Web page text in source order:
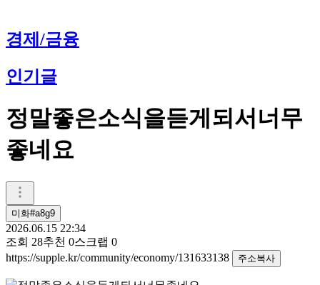
경제/금융
인기글
정말좋은소식을듣게되서너무
좋네요
미화#a8g9
2026.06.15 22:34
조회 28추천 0스크랩 0
https://supple.kr/community/economy/131633138
주소복사